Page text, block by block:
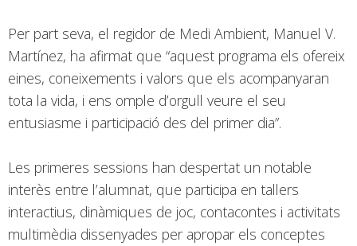
Per part seva, el regidor de Medi Ambient, Manuel V.
Martínez, ha afirmat que “aquest programa els ofereix
eines, coneixements i valors que els acompanyaran
tota la vida, i ens omple d’orgull veure el seu
entusiasme i participació des del primer dia”.
Les primeres sessions han despertat un notable
interès entre l’alumnat, que participa en tallers
interactius, dinàmiques de joc, contacontes i activitats
multimèdia dissenyades per apropar els conceptes